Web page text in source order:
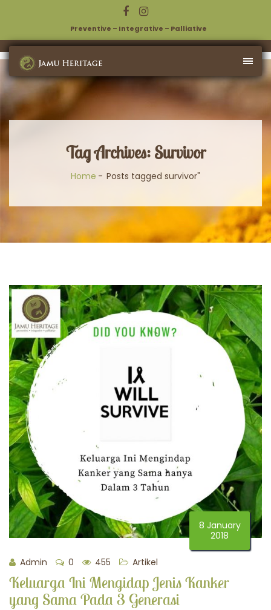
Preventive – Integrative – Palliative
Tag Archives: Survivor
Home Posts tagged survivor"
8 January
2018
Admin 0 455 Artikel
Keluarga Ini Mengidap Jenis Kanker
yang Sama Pada 3 Generasi